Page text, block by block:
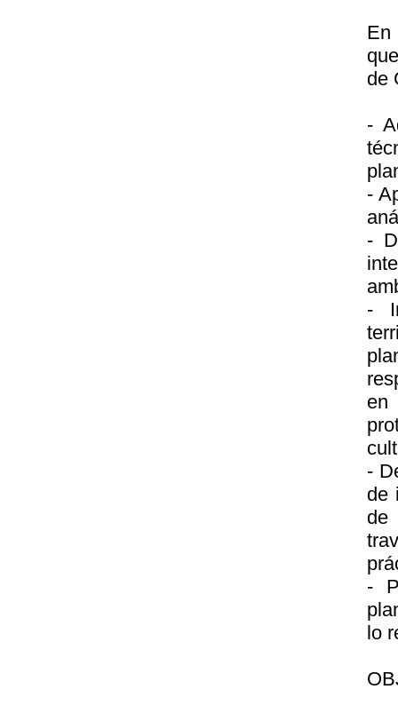
En
de
-
-
-
-
en
-
de
de
-
lo